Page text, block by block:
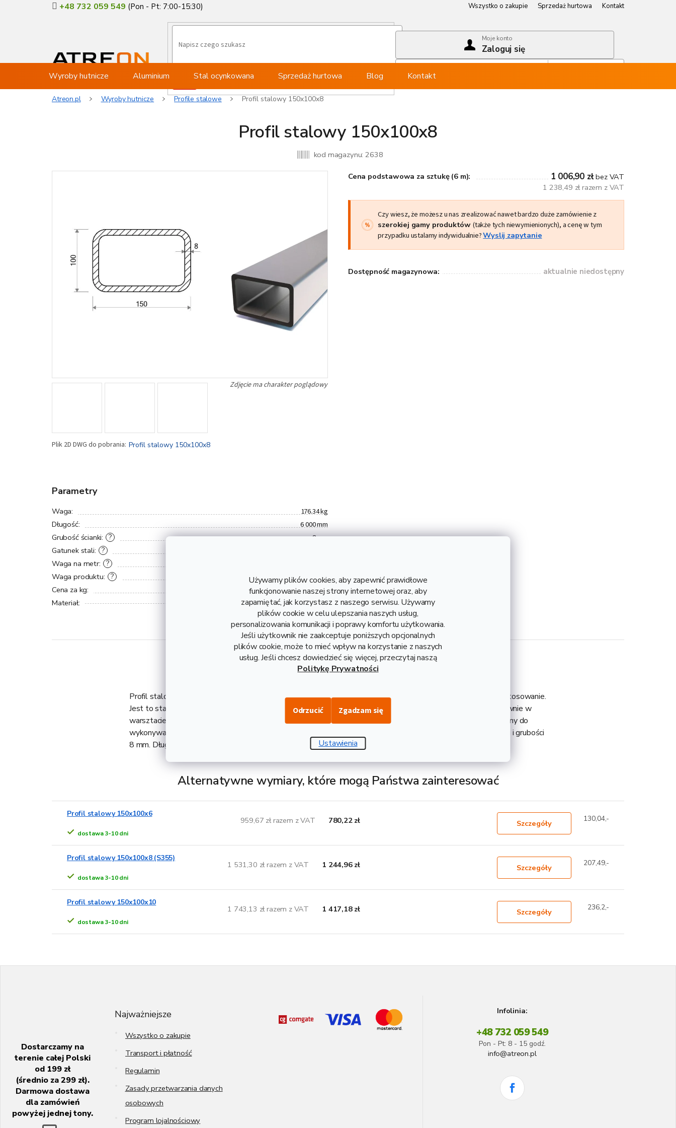
Używamy plików cookies, aby zapewnić prawidłowe
funkcjonowanie naszej strony internetowej oraz, aby
zapamiętać, jak korzystasz z naszego serwisu. Używamy
plików cookie w celu ulepszania naszych usług,
personalizowania komunikacji i poprawy komfortu użytkowania.
Jeśli użytkownik nie zaakceptuje poniższych opcjonalnych
plików cookie, może to mieć wpływ na korzystanie z naszych
usług. Jeśli chcesz dowiedzieć się więcej, przeczytaj naszą
Politykę Prywatności
Ustawienia
Odrzucić Zgadzam się
+48 732 059 549 Wszystko o zakupie Sprzedaż hurtowa
Kontakt
Moje konto
Zaloguj się
Wyroby hutnicze Aluminium Stal ocynkowana Sprzedaż hurtowa Blog Kontakt
Atreon.pl Wyroby hutnicze Profile stalowe Profil stalowy 150x100x8
Profil stalowy 150x100x8
kod magazynu: 2638
Profil stalowy 150x100x8
Cena podstawowa za sztukę (6 m): 1 006,90 złbez VAT
1 238,49 zł razem z VAT
Czy wiesz, że możesz u nas zrealizować nawet bardzo duże zamówienie z
szerokiej gamy produktów (także tych niewymienionych), a cenę w tym
przypadku ustalamy indywidualnie?Wyslij zapytanie
Dostępność magazynowa: aktualnie niedostępny
Parametry
Waga: 176.34 kg
Długość: 6 000 mm
?
Grubość ścianki: 8 mm
?
Gatunek stali:
?
Waga na metr:
?
Waga produktu: 176,34 kg
Cena za kg: 5,71 zł bez VAT
Materiał: Stal
Opis i danne techniczne
Profil stalowy 150x100x8 walcowany na gorąco bez obróbki powierzchniowej o jakości S235 ma szerokie zastosowanie.
Jest to stalowy profil prostokątny zamknięty, który gwarantuje spawalność i znajdzie swoje zastosowanie głównie w
warsztacie ślusarskim. Ze względu na swój kształt nadaje się do gięcia i spawania, a także do montażu. Popularny do
wykonywania konstrukcji pod kolektory słoneczne. Dostarczane w długości produkcyjnej 6 m, wadze 176,34 kg i grubości
8 mm. Długość 1 m odpowiada wadze 29,39 kg.
Alternatywne wymiary, które mogą Państwa zainteresować
Profil stalowy 150x100x6
dostawa 3-10 dni
959,67 zł razem z VAT 780,22 zł Szczegóły 130,04,-
Profil stalowy 150x100x8 (S355)
dostawa 3-10 dni
1 531,30 zł razem z VAT 1 244,96 zł Szczegóły 207,49,-
Profil stalowy 150x100x10
dostawa 3-10 dni
1 743,13 zł razem z VAT 1 417,18 zł Szczegóły 236,2,-
Dostarczamy na
terenie całej Polski
od 199 zł
(średnio za 299 zł).
Darmowa dostawa
dla zamówień
powyżej jednej tony.
Najważniejsze
Wszystko o zakupie
Transport i płatność
Regulamin
Zasady przetwarzania danych
osobowych
Program lojalnościowy
Infolinia:
+48 732 059 549
Pon - Pt: 8 - 15 godź.
info@atreon.pl